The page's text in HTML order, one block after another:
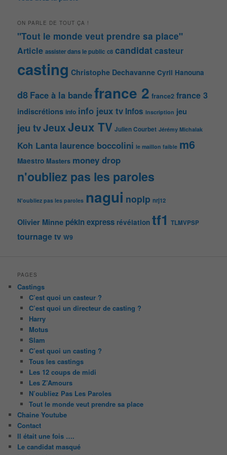
ON PARLE DE TOUT ÇA !
"Tout le monde veut prendre sa place"
Article assister dans le public c8 candidatcasteur
casting Christophe Dechavanne Cyril Hanouna
d8 Face à la bandefrance 2 france2 france 3
indiscrétions info info jeux tv Infos Inscription jeu
jeu tvJeuxJeux TV Julien Courbet Jérémy Michalak
Koh Lanta laurence boccolini le maillon faible m6
Maestro Masters money drop
n'oubliez pas les paroles
N'oubliez pas les paroles nagui noplp nrj12
Olivier Minne pékin express révélation tf1 TLMVPSP
tournagetv W9
PAGES
Castings
C’est quoi un casteur ?
C’est quoi un directeur de casting ?
Harry
Motus
Slam
C’est quoi un casting ?
Tous les castings
Les 12 coups de midi
Les Z’Amours
N’oubliez Pas Les Paroles
Tout le monde veut prendre sa place
Chaine Youtube
Contact
Il était une fois ….
Le candidat masqué